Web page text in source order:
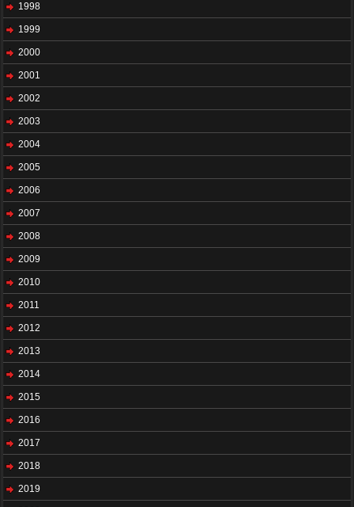
1998
1999
2000
2001
2002
2003
2004
2005
2006
2007
2008
2009
2010
2011
2012
2013
2014
2015
2016
2017
2018
2019